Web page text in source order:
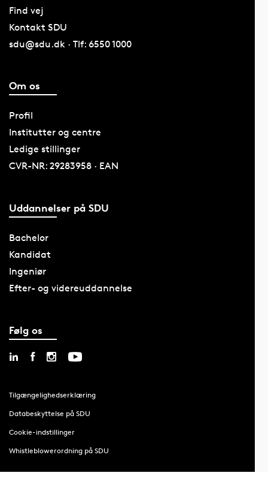
Find vej
Kontakt SDU
sdu@sdu.dk · Tlf: 6550 1000
Om os
Profil
Institutter og centre
Ledige stillinger
CVR-NR: 29283958 · EAN
Uddannelser på SDU
Bachelor
Kandidat
Ingeniør
Efter- og videreuddannelse
Følg os
Tilgængelighedserklæring
Databeskyttelse på SDU
Cookie-indstillinger
Whistleblowerordning på SDU